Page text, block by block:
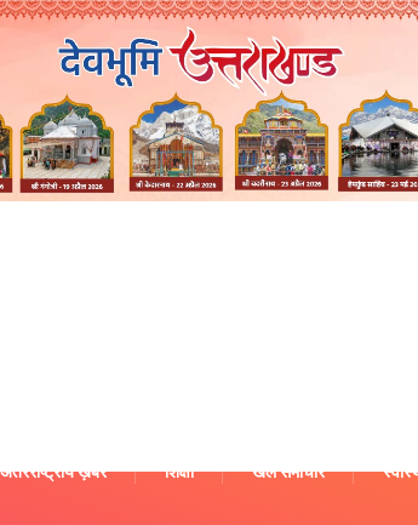
अंतरराष्ट्रीय ख़बरें शिक्षा खेल समाचार